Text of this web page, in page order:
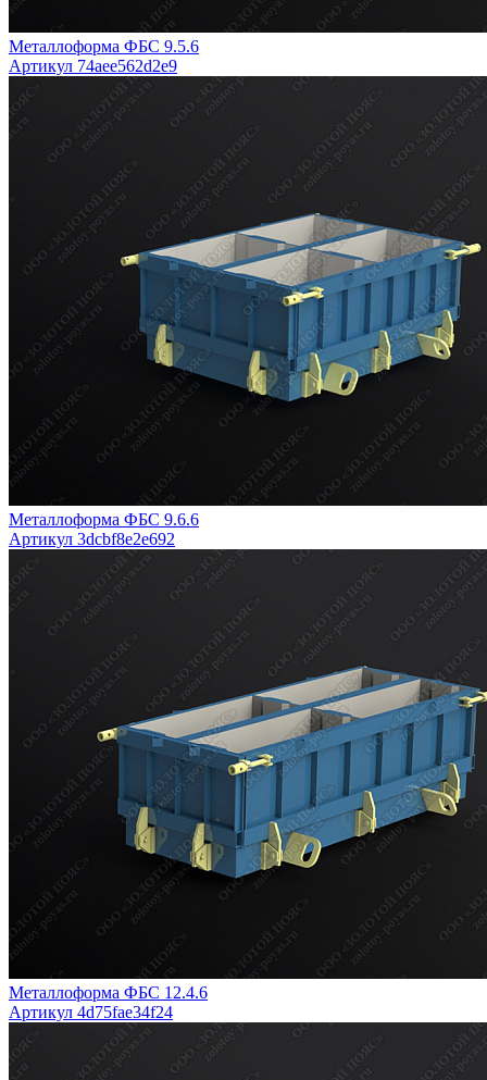
Металлоформа ФБС 9.5.6
Артикул 74aee562d2e9
Металлоформа ФБС 9.6.6
Артикул 3dcbf8e2e692
Металлоформа ФБС 12.4.6
Артикул 4d75fae34f24